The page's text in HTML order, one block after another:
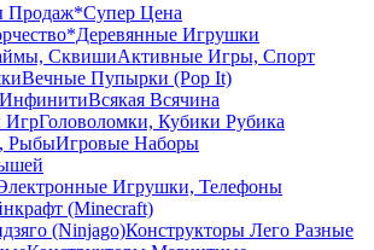
Продаж*Супер Цена
*Деревянные Игрушки
СквишиАктивные Игры, Спорт
Вечные Пупырки (Pop It)
Всякая Всячина
ИгрГоловоломки, Кубики Рубика
РыбыИгровые Наборы
Игрушки, Телефоны
(Minecraft)
(Ninjago)Конструкторы Лего Разные